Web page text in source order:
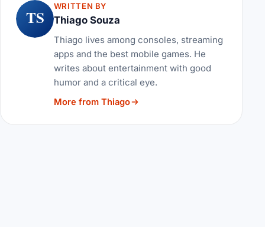
TS
WRITTEN BY
Thiago Souza
Thiago lives among consoles, streaming
apps and the best mobile games. He
writes about entertainment with good
humor and a critical eye.
More from Thiago